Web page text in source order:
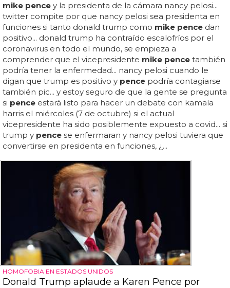
mike pence y la presidenta de la cámara nancy pelosi...
twitter compite por que nancy pelosi sea presidenta en
funciones si tanto donald trump como mike pence dan
positivo... donald trump ha contraído escalofríos por el
coronavirus en todo el mundo, se empieza a
comprender que el vicepresidente mike pence también
podría tener la enfermedad... nancy pelosi cuando le
digan que trump es positivo y pence podría contagiarse
también pic... y estoy seguro de que la gente se pregunta
si pence estará listo para hacer un debate con kamala
harris el miércoles (7 de octubre) si el actual
vicepresidente ha sido posiblemente expuesto a covid... si
trump y pence se enfermaran y nancy pelosi tuviera que
convertirse en presidenta en funciones, ¿...
HOMOFOBIA EN ESTADOS UNIDOS
Donald Trump aplaude a Karen Pence por